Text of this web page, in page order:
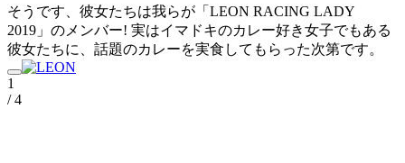
そうです、彼女たちは我らが「LEON RACING LADY
2019」のメンバー! 実はイマドキのカレー好き女子でもある
彼女たちに、話題のカレーを実食してもらった次第です。
1
/ 4